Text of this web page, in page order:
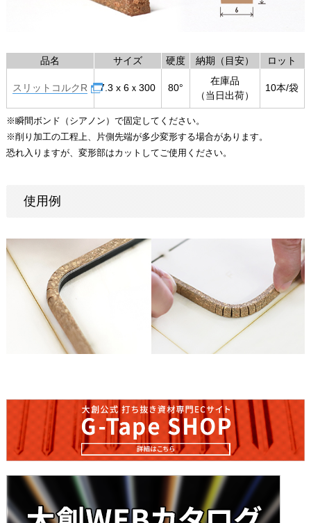
品名 サイズ 硬度 納期（目安） ロット
スリットコルクR 7.3 x 6ｘ300 80°
在庫品
（当日出荷）
10本/袋
※瞬間ボンド（シアノン）で固定してください。
※削り加工の工程上、片側先端が多少変形する場合があります。
恐れ入りますが、変形部はカットしてご使用ください。
使用例